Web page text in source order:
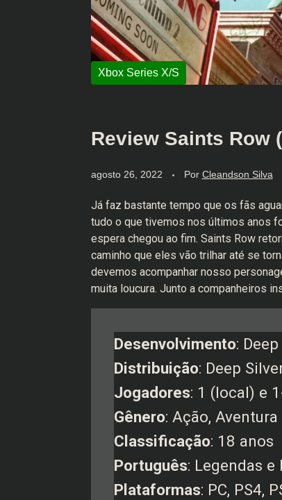
Review Saints Row
agosto 26, 2022 Por Cleandson Silva
Já faz bastante tempo que os fãs
tudo o que tivemos nos últimos anos
espera chegou ao fim. Saints Row
caminho que eles vão trilhar até se
devemos acompanhar nosso
muita loucura. Junto a companheiros
Desenvolvimento:
Distribuição: Deep
Jogadores: 1 (local) e
Gênero: Ação, Aventura
Classificação: 18 anos
Português: Legendas
Plataformas: PC, PS4,